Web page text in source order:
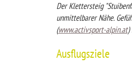
Der Klettersteig
unmittelbarer Nähe.
(www.activsport-alpin.at)
Ausflugsziele